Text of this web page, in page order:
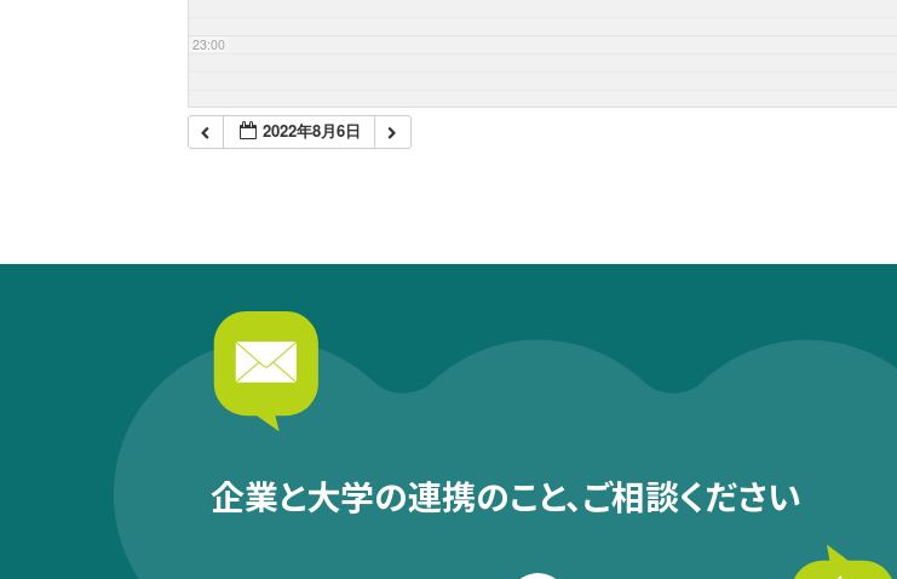
23:00
2022年8月6日
企業と大学の連携のこと、ご相談ください